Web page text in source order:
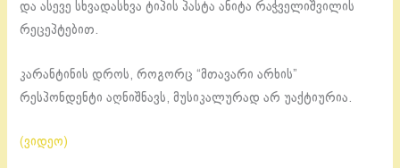
და ასევე სხვადასხვა ტიპის პასტა ანიტა რაჭველიშვილის
რეცეპტებით.
კარანტინის დროს, როგორც “მთავარი არხის”
რესპონდენტი აღნიშნავს, მუსიკალურად არ უაქტიურია.
(ვიდეო)